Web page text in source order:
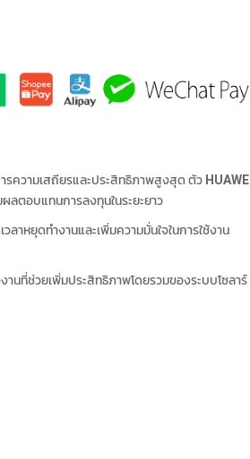
รความเสถียรและประสิทธิภาพสูงสุด ตัว HUAWEI
ลตอบแทนการลงทุนในระยะยาว
าหยุดทำงานและเพิ่มความมั่นใจในการใช้งาน
นที่ช่วยเพิ่มประสิทธิภาพโดยรวมของระบบโซลาร์